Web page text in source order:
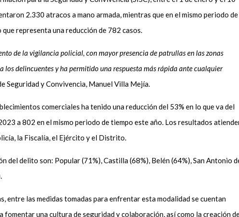
2.330 atracos a mano armada, mientras que en el mismo periodo de
representa una reducción de 782 casos.
de la vigilancia policial, con mayor presencia de patrullas en las zonas
los delincuentes y ha permitido una respuesta más rápida ante cualquier
Seguridad y Convivencia, Manuel Villa Mejía.
comerciales ha tenido una reducción del 53% en lo que va del
a 802 en el mismo periodo de tiempo este año. Los resultados
la Fiscalía, el Ejército y el Distrito.
del delito son: Popular (71%), Castilla (68%), Belén (64%), San Antonio
entre las medidas tomadas para enfrentar esta modalidad se cuentan
fomentar una cultura de seguridad y colaboración, así como la creación